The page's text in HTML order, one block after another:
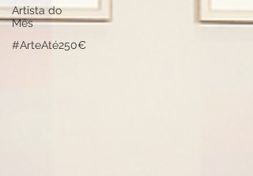
Artista do
Mês
#ArteAté250€